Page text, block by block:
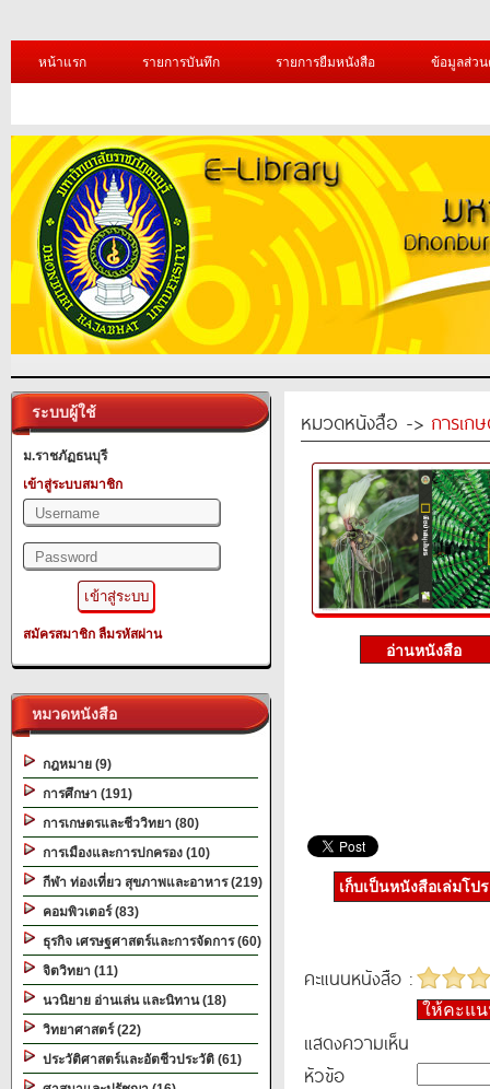
หน้าแรก รายการบันทึก รายการยืมหนังสือ ข้อมูลส่ว
ระบบผู้ใช้
ม.ราชภัฏธนบุรี
เข้าสู่ระบบสมาชิก
สมัครสมาชิก ลืมรหัสผ่าน
หมวดหนังสือ
กฎหมาย (9)
การศึกษา (191)
การเกษตรและชีววิทยา (80)
การเมืองและการปกครอง (10)
กีฬา ท่องเที่ยว สุขภาพและอาหาร (219)
คอมพิวเตอร์ (83)
ธุรกิจ เศรษฐศาสตร์และการจัดการ (60)
จิตวิทยา (11)
นวนิยาย อ่านเล่น และนิทาน (18)
วิทยาศาสตร์ (22)
ประวัติศาสตร์และอัตชีวประวัติ (61)
หมวดหนังสือ -> การเก
เก็บเป็นหนังสือเล่มโป
คะแนนหนังสือ :
ให้คะแ
แสดงความเห็น
หัวข้อ